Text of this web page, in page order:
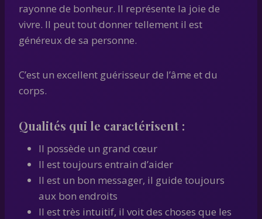
rayonne de bonheur. Il représente la joie de
vivre. Il peut tout donner tellement il est
généreux de sa personne.
C’est un excellent guérisseur de l’âme et du
corps.
Qualités qui le caractérisent :
Il possède un grand cœur
Il est toujours entrain d’aider
Il est un bon messager, il guide toujours
aux bon endroits
Il est très intuitif, il voit des choses que les